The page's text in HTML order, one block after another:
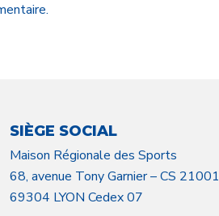
SIÈGE SOCIAL
Maison Régionale des Sports
68, avenue Tony Garnier – CS 21001
69304 LYON Cedex 07